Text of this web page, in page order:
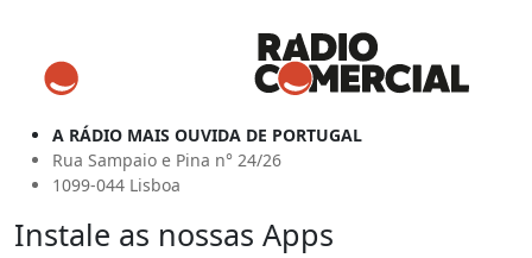
A RÁDIO MAIS OUVIDA DE PORTUGAL
Rua Sampaio e Pina n° 24/26
1099-044 Lisboa
Instale as nossas Apps